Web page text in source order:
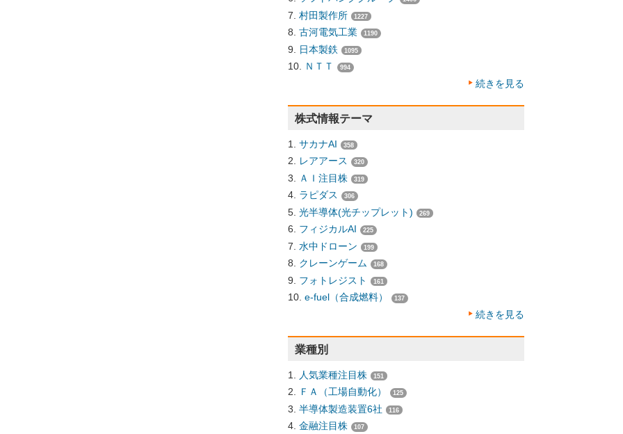
村田製作所 1227
古河電気工業 1190
日本製鉄 1095
ＮＴＴ 994
続きを見る
株式情報テーマ
サカナAI 358
レアアース 320
ＡＩ注目株 319
ラピダス 306
光半導体(光チップレット) 269
フィジカルAI 225
水中ドローン 199
クレーンゲーム 168
フォトレジスト 161
e-fuel（合成燃料） 137
続きを見る
業種別
人気業種注目株 151
ＦＡ（工場自動化） 125
半導体製造装置6社 116
金融注目株 107